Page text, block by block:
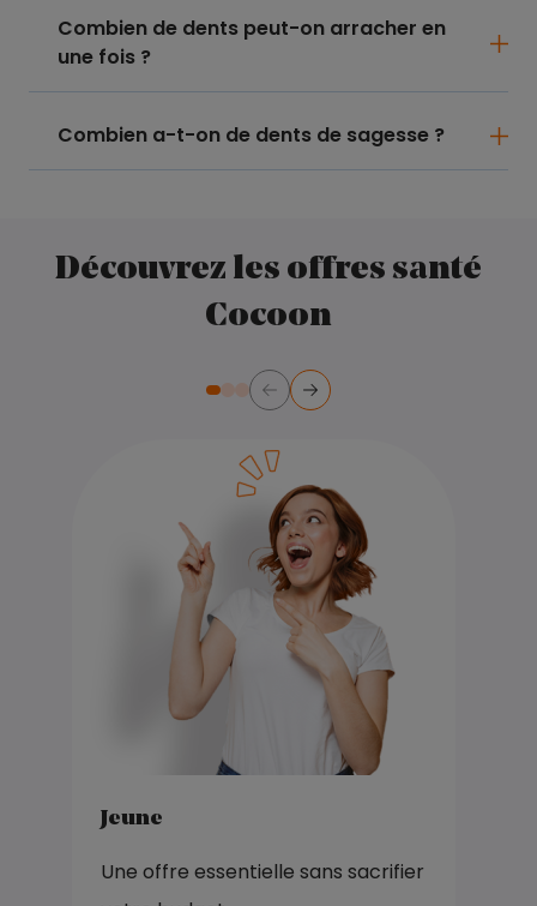
Combien de dents peut-on arracher en
une fois ?
Combien a-t-on de dents de sagesse ?
Découvrez les offres santé
Cocoon
Diapositive numéro 1
Diapositive numéro 2
Diapositive numéro 3
Précédent
Suivant
Jeune
Une offre essentielle sans sacrifier